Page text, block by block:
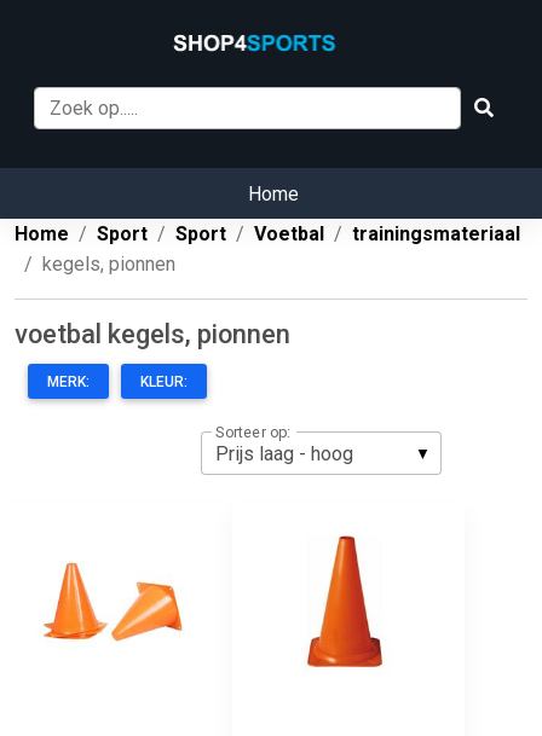
Home
Home
Sport Sport Voetbal
trainingsmateriaal
kegels, pionnen
voetbal kegels, pionnen
MERK: KLEUR:
Sorteer op: